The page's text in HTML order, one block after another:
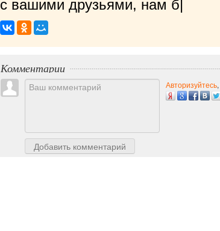
с вашими друзьями, нам будет
Комментарии
Добавить комментарий
Авторизуйтесь